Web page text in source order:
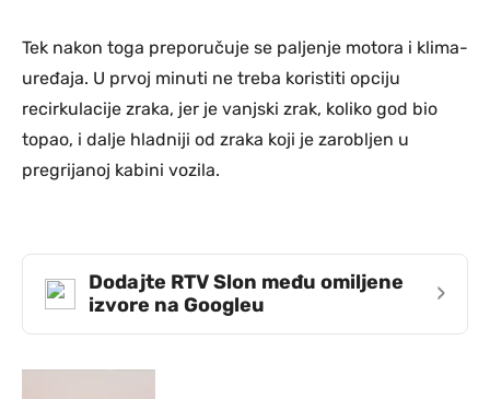
Tek nakon toga preporučuje se paljenje motora i klima-
uređaja. U prvoj minuti ne treba koristiti opciju
recirkulacije zraka, jer je vanjski zrak, koliko god bio
topao, i dalje hladniji od zraka koji je zarobljen u
pregrijanoj kabini vozila.
Dodajte RTV Slon među omiljene
izvore na Googleu
›